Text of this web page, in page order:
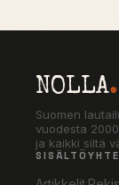
NOLLA
Suomen
vuodesta
ja kaikki siltä
SISÄLTÖ